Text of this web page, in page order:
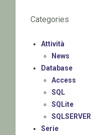
Categories
Attività
News
Database
Access
SQL
SQLite
SQLSERVER
Serie